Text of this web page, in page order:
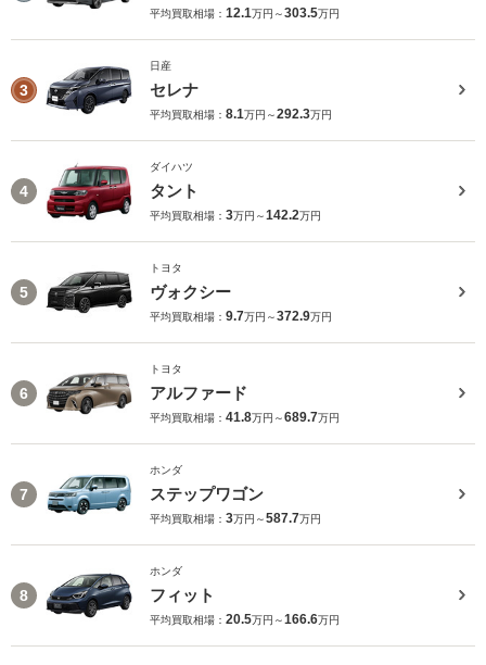
平均買取相場： 12.1万円～303.5万円
3
日産
セレナ
平均買取相場： 8.1万円～292.3万円
4
ダイハツ
タント
平均買取相場： 3万円～142.2万円
5
トヨタ
ヴォクシー
平均買取相場： 9.7万円～372.9万円
6
トヨタ
アルファード
平均買取相場： 41.8万円～689.7万円
7
ホンダ
ステップワゴン
平均買取相場： 3万円～587.7万円
8
ホンダ
フィット
平均買取相場： 20.5万円～166.6万円